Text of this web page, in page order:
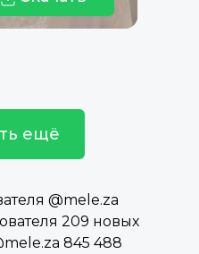
ещё
@mele.za
209 новых
845 488